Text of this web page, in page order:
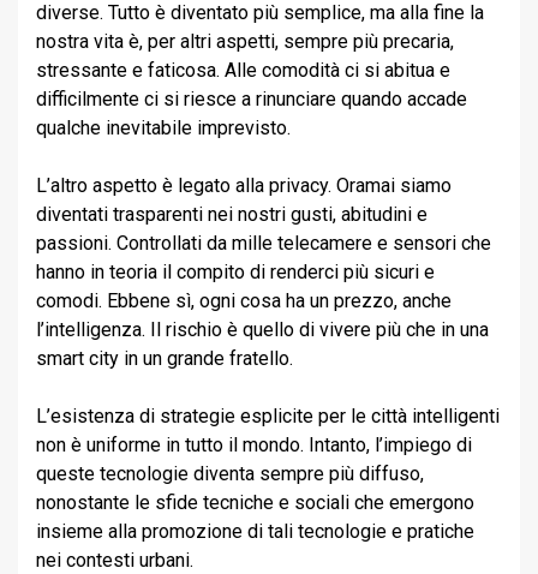
diverse. Tutto è diventato più semplice, ma alla fine la
nostra vita è, per altri aspetti, sempre più precaria,
stressante e faticosa. Alle comodità ci si abitua e
difficilmente ci si riesce a rinunciare quando accade
qualche inevitabile imprevisto.
L’altro aspetto è legato alla privacy. Oramai siamo
diventati trasparenti nei nostri gusti, abitudini e
passioni. Controllati da mille telecamere e sensori che
hanno in teoria il compito di renderci più sicuri e
comodi. Ebbene sì, ogni cosa ha un prezzo, anche
l’intelligenza. Il rischio è quello di vivere più che in una
smart city in un grande fratello.
L’esistenza di strategie esplicite per le città intelligenti
non è uniforme in tutto il mondo. Intanto, l’impiego di
queste tecnologie diventa sempre più diffuso,
nonostante le sfide tecniche e sociali che emergono
insieme alla promozione di tali tecnologie e pratiche
nei contesti urbani.